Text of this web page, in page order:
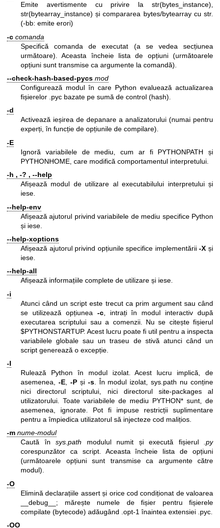
Emite avertismente cu privire la str(bytes_instance),
str(bytearray_instance) și compararea bytes/bytearray cu str.
(-bb: emite erori)
-c comanda
Specifică comanda de executat (a se vedea secțiunea
următoare). Aceasta încheie lista de opțiuni (următoarele
opțiuni sunt transmise ca argumente la comandă).
--check-hash-based-pycs mod
Configurează modul în care Python evaluează actualizarea
fișierelor .pyc bazate pe sumă de control (hash).
-d
Activează ieșirea de depanare a analizatorului (numai pentru
experți, în funcție de opțiunile de compilare).
-E
Ignoră variabilele de mediu, cum ar fi PYTHONPATH și
PYTHONHOME, care modifică comportamentul interpretului.
-h , -? , --help
Afișează modul de utilizare al executabilului interpretului și
iese.
--help-env
Afișează ajutorul privind variabilele de mediu specifice Python
și iese.
--help-xoptions
Afișează ajutorul privind opțiunile specifice implementării-X și
iese.
--help-all
Afișează informațiile complete de utilizare și iese.
-i
Atunci când un script este trecut ca prim argument sau când
se utilizează opțiunea -c, intrați în modul interactiv după
executarea scriptului sau a comenzii. Nu se citește fișierul
$PYTHONSTARTUP. Acest lucru poate fi util pentru a inspecta
variabilele globale sau un traseu de stivă atunci când un
script generează o excepție.
-I
Rulează Python în modul izolat. Acest lucru implică, de
asemenea, -E, -Pși -s. În modul izolat, sys.path nu conține
nici directorul scriptului, nici directorul site-packages al
utilizatorului. Toate variabilele de mediu PYTHON* sunt, de
asemenea, ignorate. Pot fi impuse restricții suplimentare
pentru a împiedica utilizatorul să injecteze cod malițios.
-m nume-modul
Caută în sys.path modulul numit și execută fișierul .py
corespunzător ca script. Aceasta încheie lista de opțiuni
(următoarele opțiuni sunt transmise ca argumente către
modul).
-O
Elimină declarațiile assert și orice cod condiționat de valoarea
__debug__; mărește numele de fișier pentru fișierele
compilate (bytecode) adăugând .opt-1 înaintea extensiei .pyc.
-OO